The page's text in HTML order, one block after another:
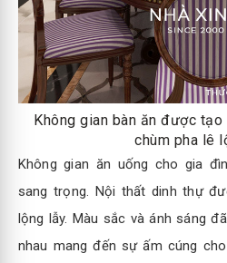
Không gian bàn ăn được
chùm pha lê
Không gian ăn uống cho gia
sang trọng. Nội thất dinh thự
lộng lẫy. Màu sắc và ánh sáng
nhau mang đến sự ấm cúng